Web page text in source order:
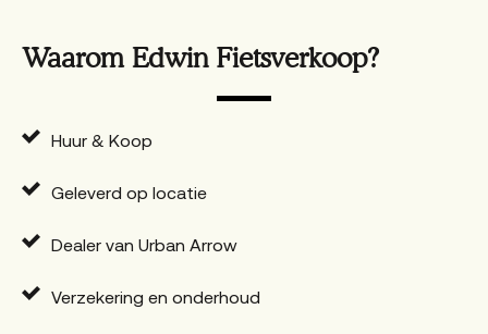
Waarom Edwin Fietsverkoop?
Huur & Koop
Geleverd op locatie
Dealer van Urban Arrow
Verzekering en onderhoud